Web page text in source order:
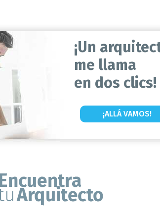
¡Un
me llama
en dos clics!
¡ALLÁ VAMOS!